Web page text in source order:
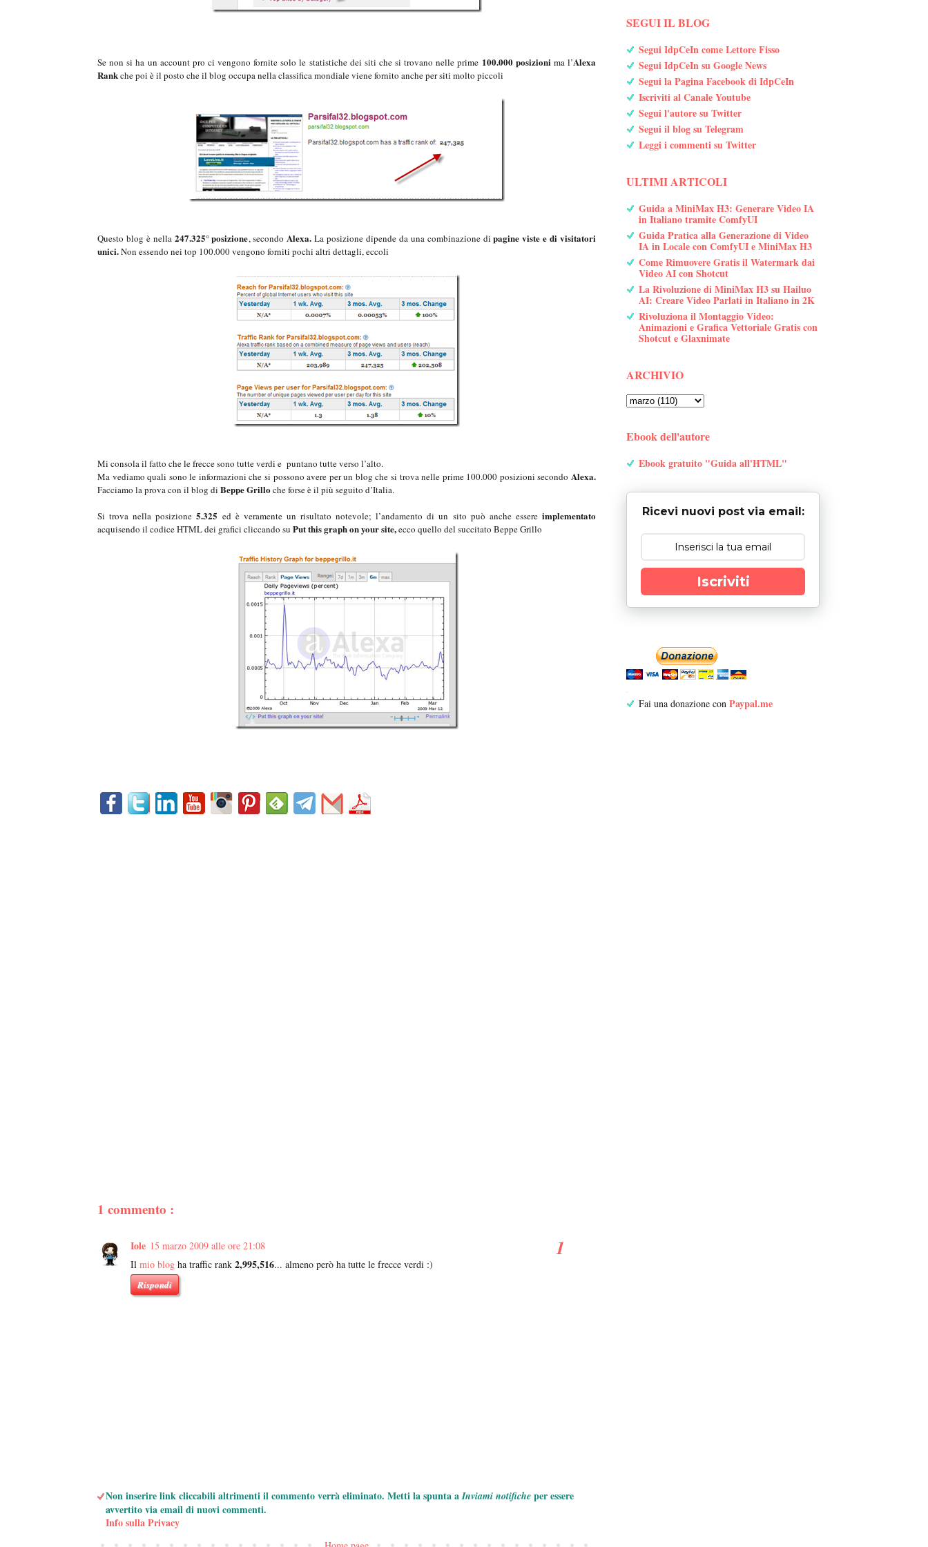
Se non si ha un account pro ci vengono fornite solo le statistiche dei siti che si trovano nelle prime 100.000 posizionima l’Alexa
Rankche poi è il posto che il blog occupa nella classifica mondiale viene fornito anche per siti molto piccoli
Questo blog è nella 247.325° posizione, secondoAlexa. La posizione dipende da una combinazione dipagine viste e di visitatori
unici.Non essendo nei top 100.000 vengono forniti pochi altri dettagli, eccoli
Mi consola il fatto che le frecce sono tutte verdi e puntano tutte verso l’alto.
Ma vediamo quali sono le informazioni che si possono avere per un blog che si trova nelle prime 100.000 posizioni secondo Alexa.
Facciamo la prova con il blog di Beppe Grillo che forse è il più seguito d’Italia.
Si trova nella posizione5.325 ed è veramente un risultato notevole; l’andamento di un sito può anche essereimplementato
acquisendo il codice HTML dei grafici cliccando su Put this graph on your site,ecco quello del succitato Beppe Grillo
1 commento :
Iole 15 marzo 2009 alle ore 21:08
Il mio blog ha traffic rank 2,995,516... almeno però ha tutte le frecce verdi :)
Rispondi
Non inserire link cliccabili altrimenti il commento verrà eliminato. Metti la spunta aInviami notifiche per essere
avvertito via email di nuovi commenti.
Info sulla Privacy
SEGUI IL BLOG
Segui IdpCeIn come Lettore Fisso
Segui IdpCeIn su Google News
Segui la Pagina Facebook di IdpCeIn
Iscriviti al Canale Youtube
Segui l'autore su Twitter
Segui il blog su Telegram
Leggi i commenti su Twitter
ULTIMI ARTICOLI
Guida a MiniMax H3: Generare Video IA
in Italiano tramite ComfyUI
Guida Pratica alla Generazione di Video
IA in Locale con ComfyUI e MiniMax H3
Come Rimuovere Gratis il Watermark dai
Video AI con Shotcut
La Rivoluzione di MiniMax H3 su Hailuo
AI: Creare Video Parlati in Italiano in 2K
Rivoluziona il Montaggio Video:
Animazioni e Grafica Vettoriale Gratis con
Shotcut e Glaxnimate
ARCHIVIO
Ebook dell'autore
Ebook gratuito "Guida all'HTML"
Ricevi nuovi post via email:
Iscriviti
Fai una donazione con Paypal.me